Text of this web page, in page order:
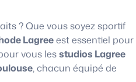
? Que vous soyez sportif
Lagreeest essentiel pour
vous lesstudios Lagree
, chacun équipé de